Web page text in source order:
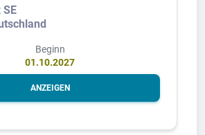
SE
Beginn
01.10.2027
ANZEIGEN